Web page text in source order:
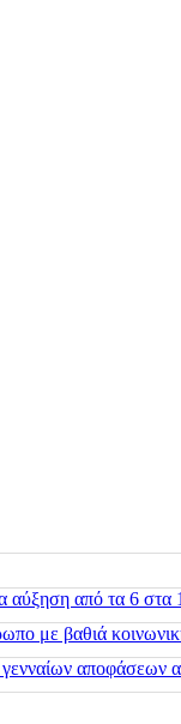
από τα 6
με βαθιά
αποφάσεων